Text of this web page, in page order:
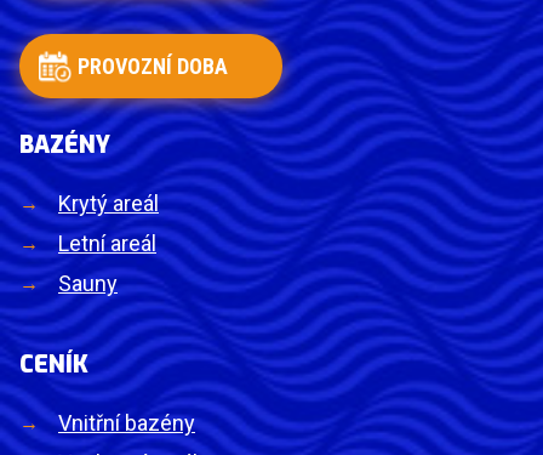
PROVOZNÍ DOBA
BAZÉNY
Krytý areál
Letní areál
Sauny
CENÍK
Vnitřní bazény